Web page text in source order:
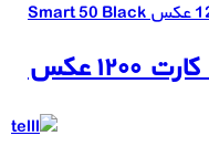
فیلم و ریبون دستگاه چاپ کارت ۱۲۰۰ عکس